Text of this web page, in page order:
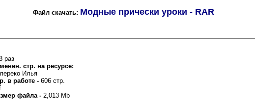
Файл скачать: Модные прически уроки - RAR
раз
стр. на ресурсе:
Илья
в работе - 606 стр.
файла - 2,013 Mb